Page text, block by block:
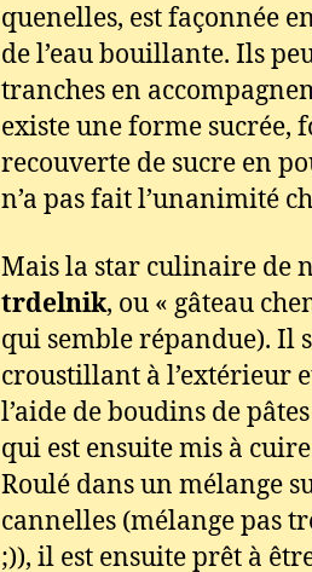
quenelles, est façonnée
de l’eau bouillante. Ils
tranches en
existe une forme sucrée,
recouverte de sucre en
n’a pas fait l’unanimité
Mais la star culinaire de
trdelnik, ou « gâteau
qui semble répandue). Il
croustillant à l’extérieur
l’aide de boudins de
qui est ensuite mis à
Roulé dans un mélange
cannelles (mélange pas
;)), il est ensuite prêt à